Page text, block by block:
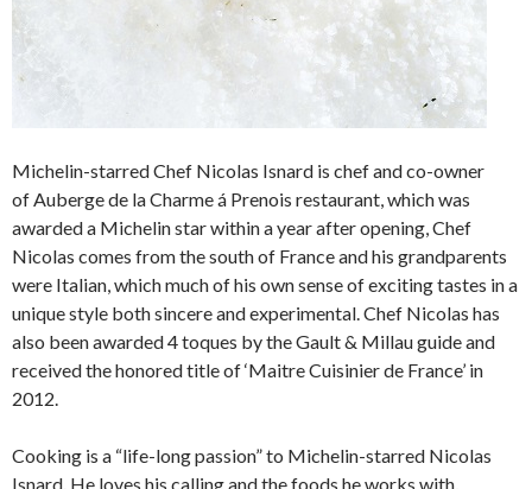
Michelin-starred Chef Nicolas Isnard is chef and co-owner
of Auberge de la Charme á Prenois restaurant, which was
awarded a Michelin star within a year after opening, Chef
Nicolas comes from the south of France and his grandparents
were Italian, which much of his own sense of exciting tastes in a
unique style both sincere and experimental. Chef Nicolas has
also been awarded 4 toques by the Gault & Millau guide and
received the honored title of ‘Maitre Cuisinier de France’ in
2012.
Cooking is a “life-long passion” to Michelin-starred Nicolas
Isnard. He loves his calling and the foods he works with,